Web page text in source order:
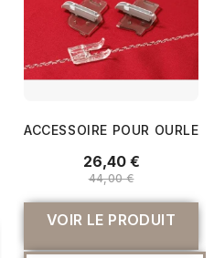
PFAFF SÉRIE K -
ACCESSOIRE POUR
26,40 €
44,00 €
VOIR LE PRODUIT